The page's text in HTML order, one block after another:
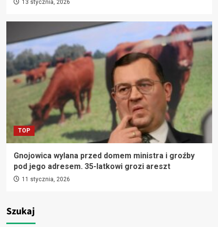
13 stycznia, 2026
TOP
Gnojowica wylana przed domem ministra i groźby
pod jego adresem. 35-latkowi grozi areszt
11 stycznia, 2026
Szukaj